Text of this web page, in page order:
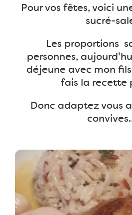
Pour vos fêtes, voici
sucré-
Les proportions
personnes,
déjeune avec mon
fais la recette
Donc adaptez vous